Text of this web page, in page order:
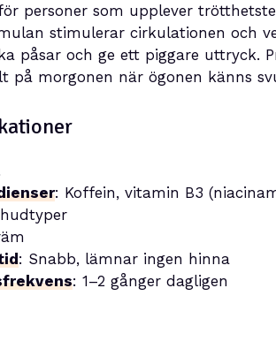
personer som upplever
stimulerar cirkulationen och
påsar och ge ett piggare uttryck.
på morgonen när ögonen känns
: Koffein, vitamin B3
: Snabb, lämnar ingen hinna
: 1–2 gånger dagligen